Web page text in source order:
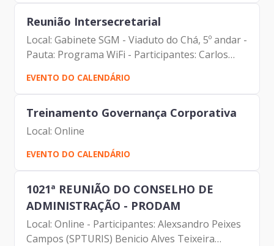
Comar (Prodam)...
Reunião Intersecretarial
Local: Gabinete SGM - Viaduto do Chá, 5º andar -
Pauta: Programa WiFi - Participantes: Carlos
Bezerra (SMADS) Delegado Bruno Lima
(Secretário de Inovação e Tecnologia – SMIT)
Edson Aparecido...
EVENTO DO CALENDÁRIO
Treinamento Governança Corporativa
Local: Online
EVENTO DO CALENDÁRIO
1021ª REUNIÃO DO CONSELHO DE
ADMINISTRAÇÃO - PRODAM
Local: Online - Participantes: Alexsandro Peixes
Campos (SPTURIS) Benicio Alves Teixeira